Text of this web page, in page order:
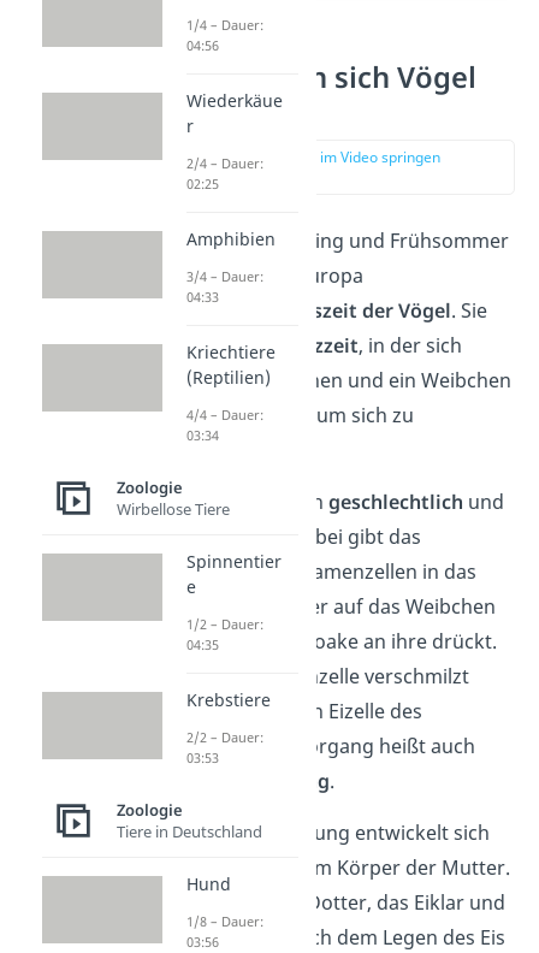
Wie pflanzen sich Vögel
fort?
zur Stelle im Video springen
Jedes Jahr im Frühling und Frühsommer
beginnt in Mitteleuropa
Fortpflanzungszeit der Vögel. Sie
startet mit der
Balzzeit, in der sich
jeweils ein Männchen und ein Weibchen
zusammenfinden, um sich zu
Vögel pflanzen sichgeschlechtlich und
durch Eier fort. Dabei gibt das
Männchen seine Samenzellen in das
Weibchen, indem er auf das Weibchen
steigt und seine Kloake an ihre drückt.
Jeweils eine Samenzelle verschmilzt
dann mit der reifen Eizelle des
Weibchens. Der Vorgang heißt auch
innere Befruchtung.
Nach der Befruchtung entwickelt sich
das Ei vollständig im Körper der Mutter.
Es bilden sich ein Dotter, das Eiklar und
die Kalkschale. Nach dem Legen des Eis
1/4 – Dauer:
04:56
Wiederkäue
r
2/4 – Dauer:
02:25
Amphibien
3/4 – Dauer:
04:33
Kriechtiere
(Reptilien)
4/4 – Dauer:
03:34
Zoologie
Wirbellose Tiere
Spinnentier
e
1/2 – Dauer:
04:35
Krebstiere
2/2 – Dauer:
03:53
Zoologie
Tiere in Deutschland
Hund
1/8 – Dauer:
03:56